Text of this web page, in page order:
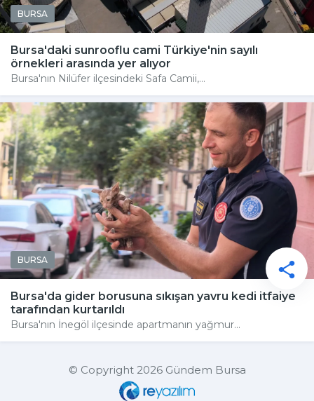
BURSA
Bursa'daki sunrooflu cami Türkiye'nin sayılı
örnekleri arasında yer alıyor
Bursa'nın Nilüfer ilçesindeki Safa Camii,...
BURSA
Bursa'da gider borusuna sıkışan yavru kedi itfaiye
tarafından kurtarıldı
Bursa'nın İnegöl ilçesinde apartmanın yağmur...
© Copyright 2026 Gündem Bursa